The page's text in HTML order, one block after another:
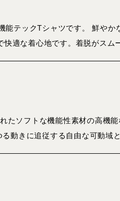
テックTシャツです。 鮮やか
快適な着心地です。着脱がスム
たソフトな機能性素材の高機
動きに追従する自由な可動域